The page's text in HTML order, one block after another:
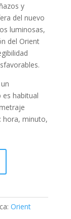
y
del nuevo
luminosas,
del Orient
es habitual
hora, minuto,
Orient